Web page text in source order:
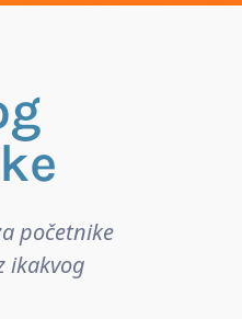
početnike
ikakvog